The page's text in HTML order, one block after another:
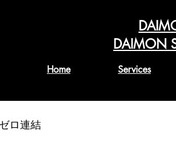
DAIMON
Home Services
ゼロ連結